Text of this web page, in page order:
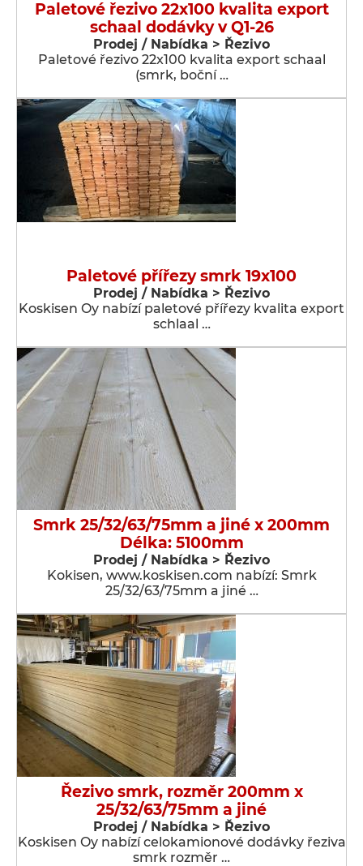
Paletové řezivo 22x100 kvalita export
schaal dodávky v Q1-26
Prodej / Nabídka > Řezivo
Paletové řezivo 22x100 kvalita export schaal
(smrk, boční …
Paletové přířezy smrk 19x100
Prodej / Nabídka > Řezivo
Koskisen Oy nabízí paletové přířezy kvalita export
schlaal …
Smrk 25/32/63/75mm a jiné x 200mm
Délka: 5100mm
Prodej / Nabídka > Řezivo
Kokisen, www.koskisen.com nabízí: Smrk
25/32/63/75mm a jiné …
Řezivo smrk, rozměr 200mm x
25/32/63/75mm a jiné
Prodej / Nabídka > Řezivo
Koskisen Oy nabízí celokamionové dodávky řeziva
smrk rozměr …